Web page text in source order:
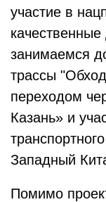
участие в
занимаемся
трассы
переходом
Казань» и
Западный
Помимо